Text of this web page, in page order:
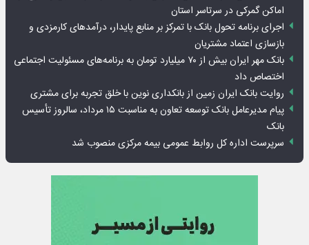
اماکن گمرکی در سرتاسر استان
اجرای برنامه تحول بانک با تمرکز بر منابع پایدار، درآمدهای کارمزدی و
بازسازی اعتماد مشتریان
بانک مهر ایران بیش از ۷۰ میلیارد تومان به برنامه‌های مسئولیت اجتماعی
اختصاص داد
روایت بانک ایران زمین از بانکداری نوین با خلق تجربه برای مشتری
پیام مدیرعامل بانک توسعه تعاون به مناسبت ۱۵ مرداد، سالروز تأسیس
بانک
سرپرست اداره کل روابط عمومی بیمه مرکزی منصوب شد